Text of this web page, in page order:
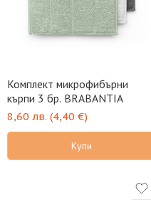
Комплект микрофибърни
кърпи 3 бр. BRABANTIA
8,60 лв. (4,40 €)
Купи